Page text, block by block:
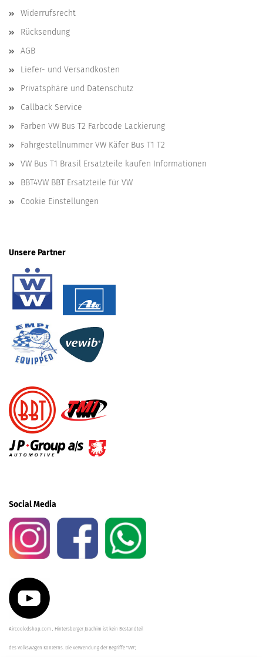
Widerrufsrecht
Rücksendung
AGB
Liefer- und Versandkosten
Privatsphäre und Datenschutz
Callback Service
Farben VW Bus T2 Farbcode Lackierung
Fahrgestellnummer VW Käfer Bus T1 T2
VW Bus T1 Brasil Ersatzteile kaufen Informationen
BBT4VW BBT Ersatzteile für VW
Cookie Einstellungen
Unsere Partner
Social Media
Aircooledshop.com , Hintersberger Joachim ist kein Bestandteil
des Volkswagen Konzerns. Die Verwendung der Begriffe "VW",